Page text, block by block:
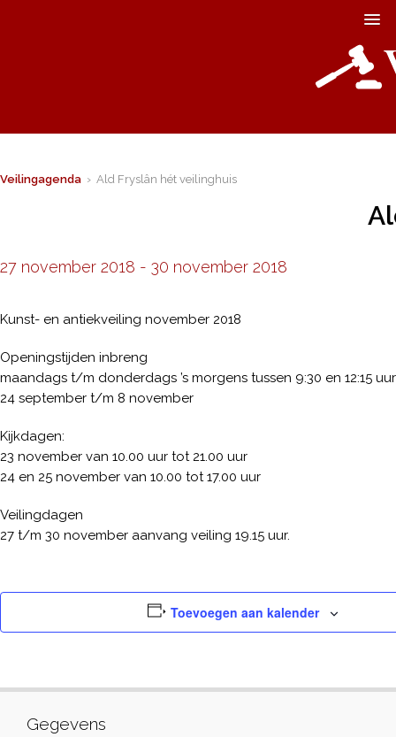
Veilingagenda › Ald Fryslân hét veilinghuis
27 november 2018 - 30 november 2018
Kunst- en antiekveiling november 2018
Openingstijden inbreng
maandags t/m donderdags ’s morgens tussen 9:30 en 12:15
24 september t/m 8 november
Kijkdagen:
23 november van 10.00 uur tot 21.00 uur
24 en 25 november van 10.00 tot 17.00 uur
Veilingdagen
27 t/m 30 november aanvang veiling 19.15 uur.
Toevoegen aan kalender
Gegevens